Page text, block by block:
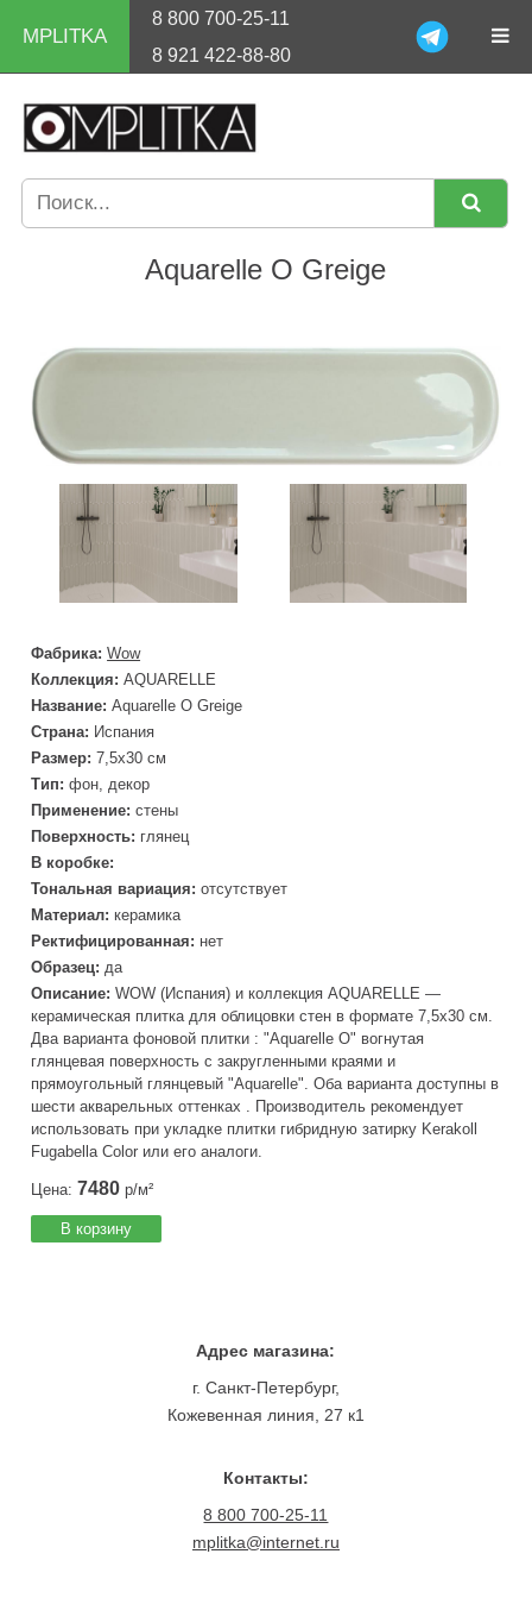
MPLITKA
8 800 700-25-11
8 921 422-88-80
Aquarelle O Greige
Фабрика: Wow
Коллекция: AQUARELLE
Название: Aquarelle O Greige
Страна: Испания
Размер: 7,5x30 см
Тип: фон, декор
Применение: стены
Поверхность: глянец
В коробке:
Тональная вариация: отсутствует
Материал: керамика
Ректифицированная: нет
Образец: да
Описание: WOW (Испания) и коллекция AQUARELLE —
керамическая плитка для облицовки стен в формате 7,5x30 см.
Два варианта фоновой плитки : "Aquarelle O" вогнутая
глянцевая поверхность с закругленными краями и
прямоугольный глянцевый "Aquarelle". Оба варианта доступны в
шести акварельных оттенках . Производитель рекомендует
использовать при укладке плитки гибридную затирку Kerakoll
Fugabella Color или его аналоги.
Цена: 7480р/м²
В корзину
Адрес магазина:
г. Санкт-Петербург,
Кожевенная линия, 27 к1
Контакты:
8 800 700-25-11
mplitka@internet.ru